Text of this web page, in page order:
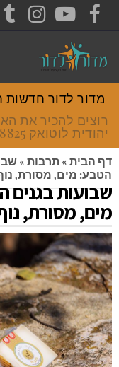
FACEBOOK
YOUTUBE
מדור לדור חדשות
רוצים להכיר את
יהודית לוטואק 054-7388825.
דף הבית » תרבות »
הטבע: מים, מסורת,
שבועות בגנים
מים, מסורת,